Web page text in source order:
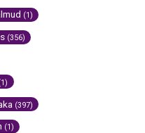
(1)
(356)
(397)
(1)